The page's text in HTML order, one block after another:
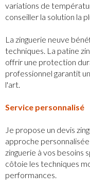
variations de
conseiller la solution la
La zinguerie neuve
techniques. La patine
offrir une protection
professionnel garantit
l'art.
Service personnalisé
Je propose un devis
approche
zinguerie à vos besoins
côtoie les techniques
performances.